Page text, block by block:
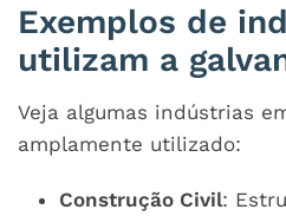
Exemplos de
utilizam a
Veja algumas indústrias
amplamente utilizado:
Construção Civil: